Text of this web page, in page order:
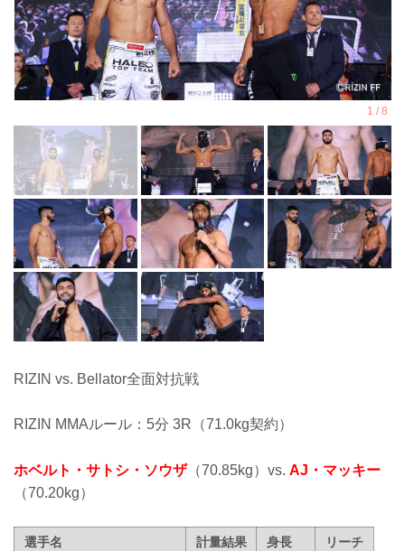
RIZIN vs. Bellator全面対抗戦
RIZIN MMAルール：5分 3R（71.0kg契約）
ホベルト・サトシ・ソウザ（70.85kg）vs. AJ・マッキー
（70.20kg）
選手名 計量結果 身長
リーチ